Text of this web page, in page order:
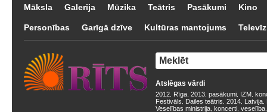
Māksla Galerija Mūzika Teātris Pasākumi Kino
Personības Garīgā dzīve Kultūras mantojums
Atslēgas vārdi
2012 Rīga 2013 pasākumi IZM
Festivāls
Dailes teātris 2014 Latvija
Veselības ministrija koncerti veselība